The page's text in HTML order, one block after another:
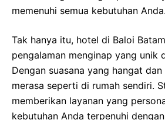
memenuhi semua kebutuhan Anda.
Tak hanya itu, hotel di Baloi
pengalaman menginap yang unik
Dengan suasana yang hangat
merasa seperti di rumah sendiri.
memberikan layanan yang
kebutuhan Anda terpenuhi